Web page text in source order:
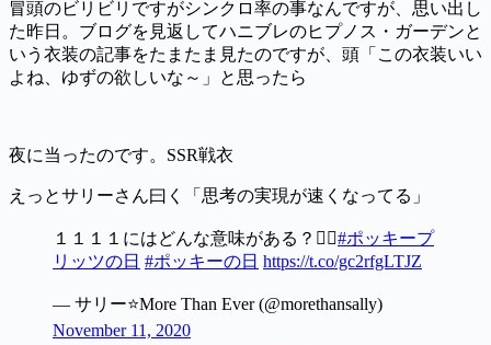
冒頭のビリビリですがシンクロ率の事なんですが、思い出し
た昨日。ブログを見返してハニブレのヒプノス・ガーデンと
いう衣装の記事をたまたま見たのですが、頭「この衣装いい
よね、ゆずの欲しいな～」と思ったら
夜に当ったのです。SSR戦衣
えっとサリーさん曰く「思考の実現が速くなってる」
１１１１にはどんな意味がある？👇🏻#ポッキープ
リッツの日 #ポッキーの日 https://t.co/gc2rfgLTJZ
— サリー⭐️More Than Ever (@morethansally)
November 11, 2020